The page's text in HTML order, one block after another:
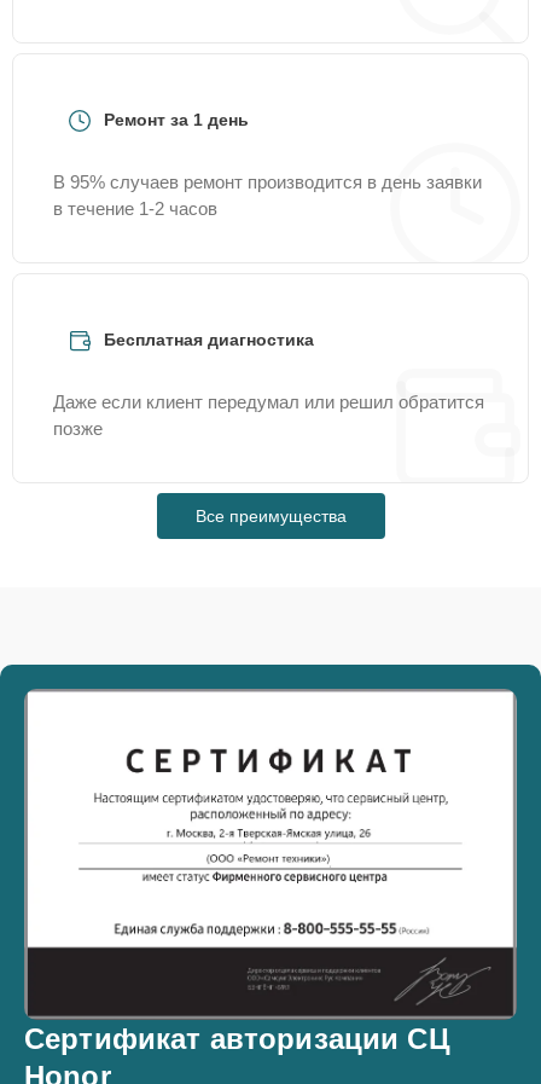
Ремонт за 1 день
В 95% случаев ремонт производится в день заявки
в течение 1-2 часов
Бесплатная диагностика
Даже если клиент передумал или решил обратится
позже
Все преимущества
Сертификат авторизации СЦ
Honor